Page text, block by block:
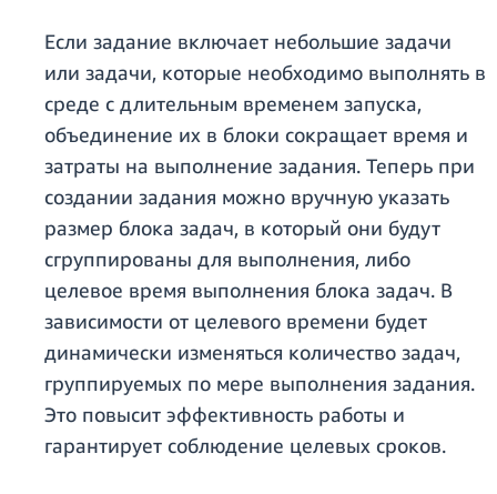
Если задание включает небольшие задачи
или задачи, которые необходимо выполнять в
среде с длительным временем запуска,
объединение их в блоки сокращает время и
затраты на выполнение задания. Теперь при
создании задания можно вручную указать
размер блока задач, в который они будут
сгруппированы для выполнения, либо
целевое время выполнения блока задач. В
зависимости от целевого времени будет
динамически изменяться количество задач,
группируемых по мере выполнения задания.
Это повысит эффективность работы и
гарантирует соблюдение целевых сроков.